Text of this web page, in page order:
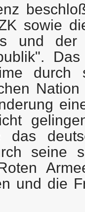
sowie
und
durch
das
seine
und die